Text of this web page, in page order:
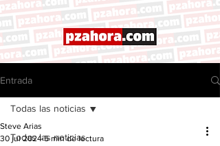
Entrada
Todas las noticias
Todas las noticias
Steve Arias
30 jul 2024 5 min de lectura